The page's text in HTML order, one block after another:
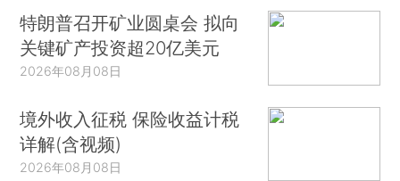
特朗普召开矿业圆桌会 拟向
关键矿产投资超20亿美元
2026年08月08日
境外收入征税 保险收益计税
详解(含视频)
2026年08月08日